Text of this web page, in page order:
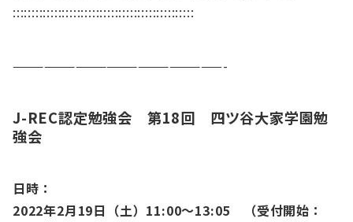
::::::::::::::::::::::::::::::::::::::::::::::::
————————————————————-
J-REC認定勉強会 第18回 四ツ谷大家学園勉
強会
日時：
2022年2月19日（土）11:00～13:05 （受付開始：